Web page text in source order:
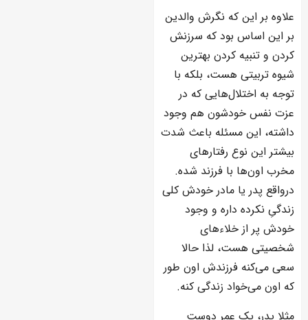
علاوه بر این که نگرش والدین
بر این اساس بود که سرزنش
کردن و تنبیه کردن بهترین
شیوه تربیتی هست، بلکه با
توجه به اختلال‌هایی که در
عزت نفس خودشون هم وجود
داشته، این مسئله باعث شدت
بیشتر این نوع رفتارهای
مخرب اون‌ها با فرزند شده.
درواقع پدر یا مادر خودش کلی
زندگیِ نکرده داره و وجود
خودش پر از خلاءهای
شخصیتی هست، لذا حالا
سعی می‌کنه فرزندش اون‌ طور
که اون می‌خواد زندگی کنه.
مثلا پدر، یک عمر دوست